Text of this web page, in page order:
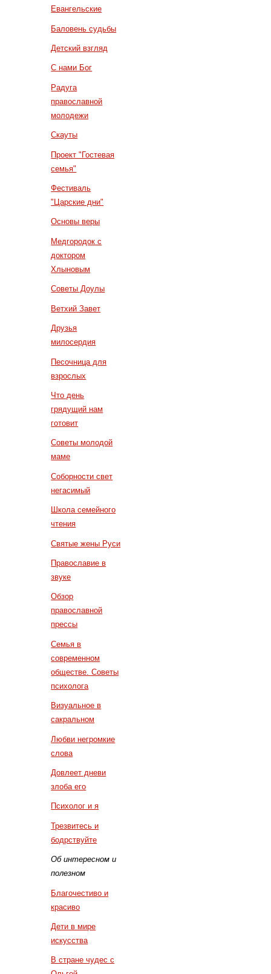
Евангельские
Баловень судьбы
Детский взгляд
С нами Бог
Радуга
православной
молодежи
Скауты
Проект "Гостевая
семья"
Фестиваль
"Царские дни"
Основы веры
Медгородок с
доктором
Хлыновым
Советы Доулы
Ветхий Завет
Друзья
милосердия
Песочница для
взрослых
Что день
грядущий нам
готовит
Советы молодой
маме
Соборности свет
негасимый
Школа семейного
чтения
Святые жены Руси
Православие в
звуке
Обзор
православной
прессы
Семья в
современном
обществе. Советы
психолога
Визуальное в
сакральном
Любви негромкие
слова
Довлеет дневи
злоба его
Психолог и я
Трезвитесь и
бодрствуйте
Об интересном и
полезном
Благочестиво и
красиво
Дети в мире
искусства
В стране чудес с